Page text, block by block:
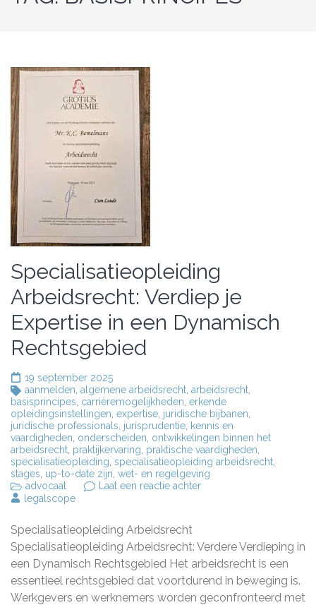
Specialisatieopleiding
Arbeidsrecht: Verdiep je
Expertise in een Dynamisch
Rechtsgebied
19 september 2025
aanmelden algemene arbeidsrecht arbeidsrecht
basisprincipes carrièremogelijkheden erkende
opleidingsinstellingen expertise juridische bijbanen
juridische professionals jurisprudentie kennis en
vaardigheden onderscheiden ontwikkelingen binnen het
arbeidsrecht praktijkervaring praktische vaardigheden
specialisatieopleiding specialisatieopleiding arbeidsrecht
stages up-to-date zijn wet- en regelgeving
advocaat
Laat een reactie achterop
Expertise
in
een
Dynamisch
Rechtsgebied
legalscope
Specialisatieopleiding Arbeidsrecht
Specialisatieopleiding Arbeidsrecht: Verdere Verdieping in
een Dynamisch Rechtsgebied Het arbeidsrecht is een
essentieel rechtsgebied dat voortdurend in beweging is.
Werkgevers en werknemers worden geconfronteerd met